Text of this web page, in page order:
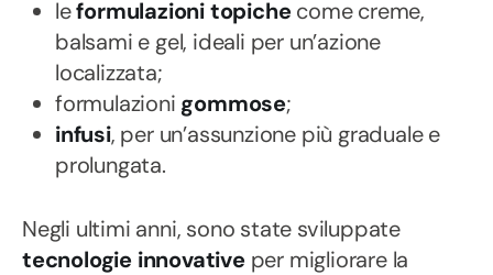
leformulazioni topichecome creme,
balsami e gel, ideali per un’azione
localizzata;
formulazioni gommose;
infusi, per un’assunzione più graduale e
prolungata.
Negli ultimi anni, sono state sviluppate
tecnologie innovativeper migliorare la